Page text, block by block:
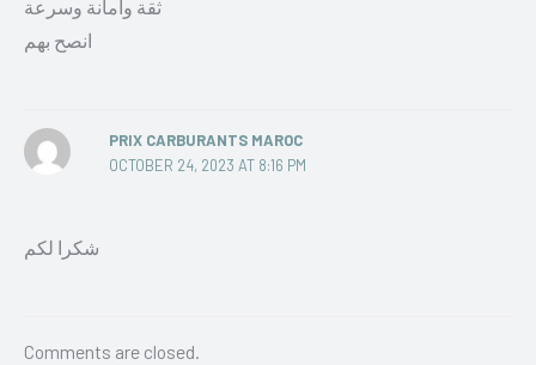
ثقة وامانة وسرعة
انصح بهم
PRIX CARBURANTS MAROC
OCTOBER 24, 2023 AT 8:16 PM
شكرا لكم
Comments are closed.